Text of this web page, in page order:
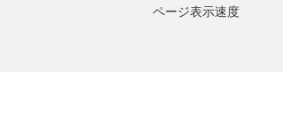
ページ表示速度